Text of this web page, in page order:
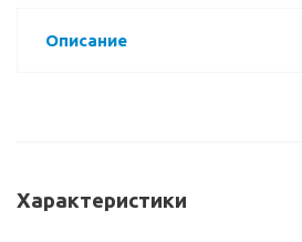
Описание
Характеристики